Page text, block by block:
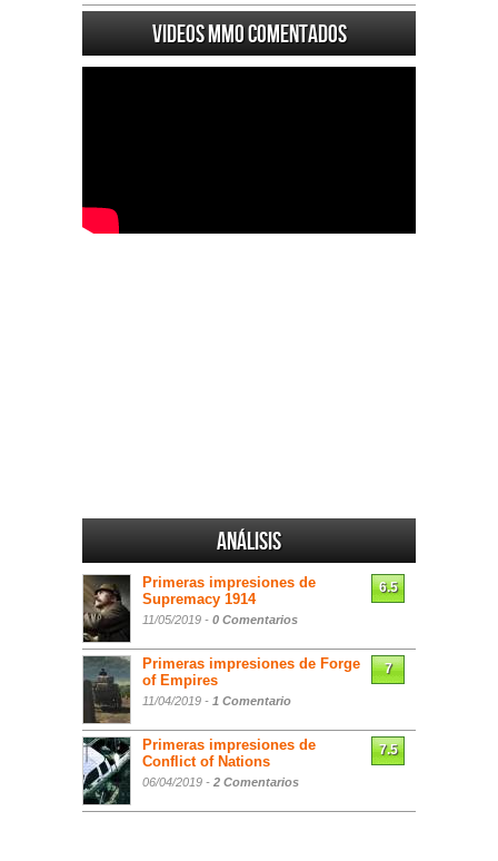
Videos MMO Comentados
Análisis
Primeras impresiones de
Supremacy 1914
11/05/2019 - 0 Comentarios
6.5
Primeras impresiones de Forge
of Empires
11/04/2019 - 1 Comentario
7
Primeras impresiones de
Conflict of Nations
06/04/2019 - 2 Comentarios
7.5